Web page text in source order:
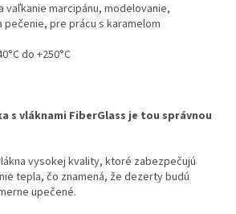
vaľkanie marcipánu, modelovanie,
pre prácu s karamelom
do +250°C
s vláknami FiberGlass je tou správnou
vysokej kvality, ktoré zabezpečujú
tepla, čo znamená, že dezerty budú
upečené.